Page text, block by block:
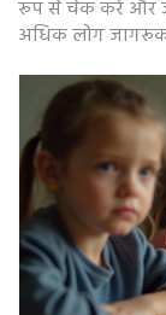
रूप से चेक करें और
अधिक लोग